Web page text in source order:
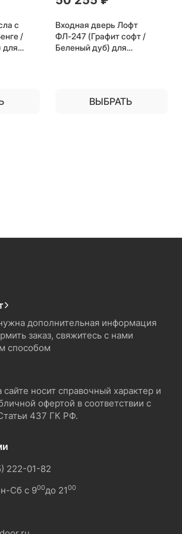
с
/
для
Входная дверь Лофт
ФЛ-247 (Графит софт /
Беленый дуб) для
ВЫБРАТЬ
дополнительная информация
заказ, свяжитесь с нами
способом
носит справочный характер и
офертой в соответствии с
437 ГК РФ.
222-01-82
Сб с 900до 2100